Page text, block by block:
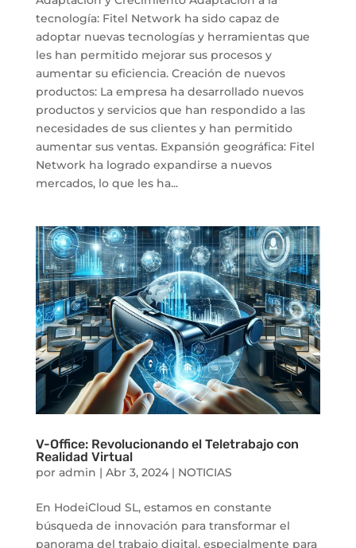
tecnología: Fitel Network ha sido capaz de
adoptar nuevas tecnologías y herramientas que
les han permitido mejorar sus procesos y
aumentar su eficiencia. Creación de nuevos
productos: La empresa ha desarrollado nuevos
productos y servicios que han respondido a las
necesidades de sus clientes y han permitido
aumentar sus ventas. Expansión geográfica: Fitel
Network ha logrado expandirse a nuevos
mercados, lo que les ha...
V-Office: Revolucionando el Teletrabajo con
Realidad Virtual
por admin | Abr 3, 2024| NOTICIAS
En HodeiCloud SL, estamos en constante
búsqueda de innovación para transformar el
panorama del trabajo digital, especialmente para